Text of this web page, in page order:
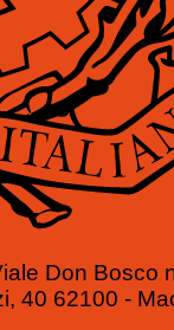
Don Bosco
40 62100 -